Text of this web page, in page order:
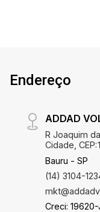
Endereço
ADDAD
R Joaquim
Cidade, CEP:
Bauru - SP
(14) 3104-
Creci: 19620-